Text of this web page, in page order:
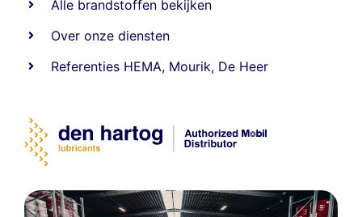
Alle brandstoffen bekijken
Over onze diensten
Referenties HEMA, Mourik, De Heer